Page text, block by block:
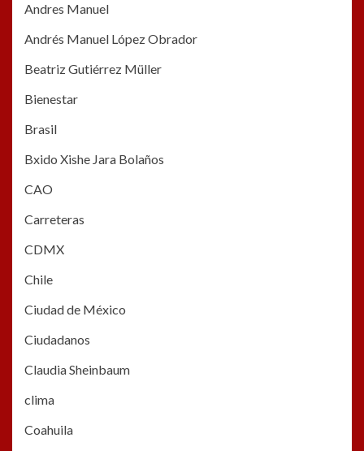
Andres Manuel
Andrés Manuel López Obrador
Beatriz Gutiérrez Müller
Bienestar
Brasil
Bxido Xishe Jara Bolaños
CAO
Carreteras
CDMX
Chile
Ciudad de México
Ciudadanos
Claudia Sheinbaum
clima
Coahuila